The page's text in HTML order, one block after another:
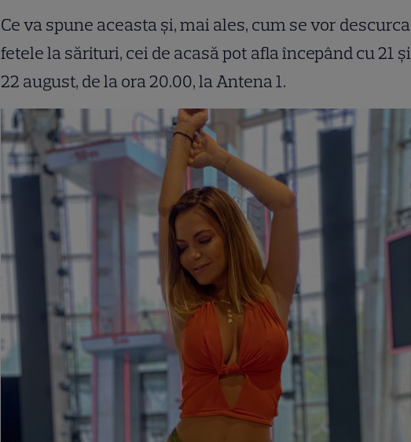
Ce va spune aceasta și, mai ales, cum se vor descurca
fetele la sărituri, cei de acasă pot afla începând cu 21 și
22 august, de la ora 20.00, la Antena 1.